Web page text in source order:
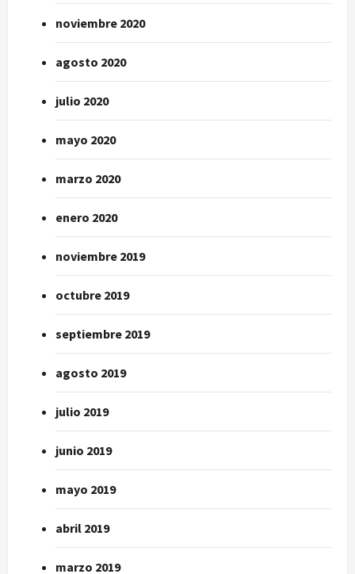
noviembre 2020
agosto 2020
julio 2020
mayo 2020
marzo 2020
enero 2020
noviembre 2019
octubre 2019
septiembre 2019
agosto 2019
julio 2019
junio 2019
mayo 2019
abril 2019
marzo 2019